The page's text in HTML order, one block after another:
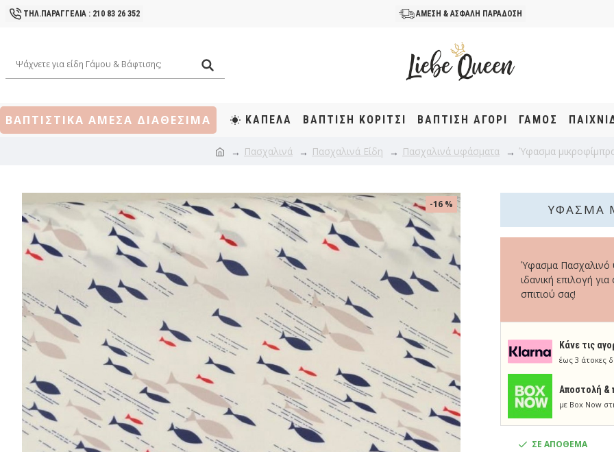
ΤΗΛ.ΠΑΡΑΓΓΕΛΙΑ : 210 83 26 352 ΑΜΕΣΗ & ΑΣΦΑΛΗ ΠΑΡΑΔΟΣΗ
ΒΑΠΤΙΣΤΙΚΑ ΑΜΕΣΑ ΔΙΑΘΕΣΙΜΑ ΚΑΠΕΛΑ ΒΆΠΤΙΣΗ KOΡΊΤΣΙ ΒΆΠΤΙΣΗ ΑΓΌΡΙ ΓΑΜΟΣ
Πασχαλινά Πασχαλινά Είδη Πασχαλινά υφάσματα Ύφασμα
-16 % ΎΦΑΣΜΑ
Κάνε τις
έως 3 άτοκες
Aποστολή &
με Box Now
Ύφασμα Πασχαλινό
ιδανική επιλογή
σπιτιού σας!
ΣΕ ΑΠΟΘΕΜΑ